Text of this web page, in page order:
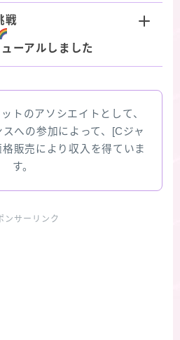
戦
ーアルしました
トのアソシエイトとして、
への参加によって、[Cジャ
販売により収入を得ていま
す。
ンサーリンク